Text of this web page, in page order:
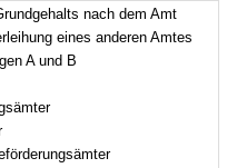
nach dem Amt
eines anderen Amtes
A und B